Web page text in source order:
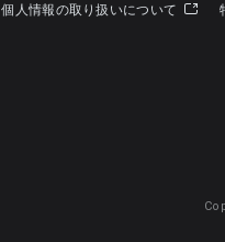
個人情報の取り扱いについて